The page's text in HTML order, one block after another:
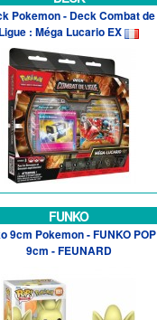
Pokemon - Deck Combat de
Ligue : Méga Lucario EX
FUNKO
9cm Pokemon - FUNKO
9cm - FEUNARD